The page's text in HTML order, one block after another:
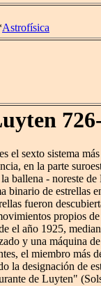
Astrofísica
el sexto sistema
en la parte
ballena - noreste
binario de estrellas
fueron
propios
el año 1925,
y una máquina
el miembro más
la designación de
de Luyten"